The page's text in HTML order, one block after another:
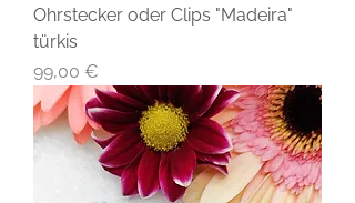
Ohrstecker oder Clips "Madeira"
türkis
Preis
99,00 €